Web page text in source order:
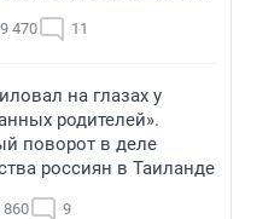
470 11
на глазах у
родителей».
поворот в деле
россиян в Таиланде
860 9